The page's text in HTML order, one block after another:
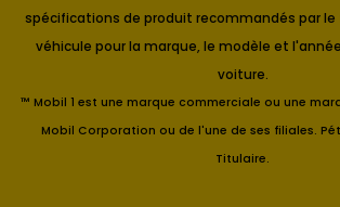
spécifications de produit recommandés par
véhicule pour la marque, le modèle et
voiture.
™ Mobil 1 est une marque commerciale ou une
Mobil Corporation ou de l'une de ses filiales.
Titulaire.